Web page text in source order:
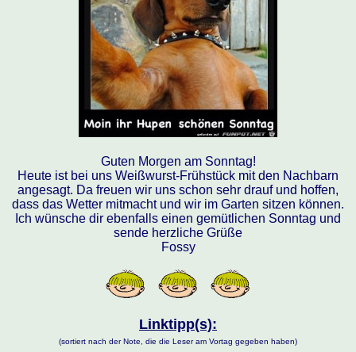
Guten Morgen am Sonntag!
Heute ist bei uns Weißwurst-Frühstück mit den Nachbarn
angesagt. Da freuen wir uns schon sehr drauf und hoffen,
dass das Wetter mitmacht und wir im Garten sitzen können.
Ich wünsche dir ebenfalls einen gemütlichen Sonntag und
sende herzliche Grüße
Fossy
Linktipp(s):
(sortiert nach der Note, die die Leser am Vortag gegeben haben)